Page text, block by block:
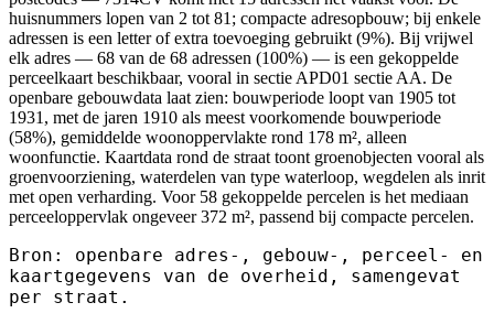
huisnummers lopen van 2 tot 81; compacte adresopbouw; bij enkele
adressen is een letter of extra toevoeging gebruikt (9%). Bij vrijwel
elk adres — 68 van de 68 adressen (100%) — is een gekoppelde
perceelkaart beschikbaar, vooral in sectie APD01 sectie AA. De
openbare gebouwdata laat zien: bouwperiode loopt van 1905 tot
1931, met de jaren 1910 als meest voorkomende bouwperiode
(58%), gemiddelde woonoppervlakte rond 178 m², alleen
woonfunctie. Kaartdata rond de straat toont groenobjecten vooral als
groenvoorziening, waterdelen van type waterloop, wegdelen als inrit
met open verharding. Voor 58 gekoppelde percelen is het mediaan
perceeloppervlak ongeveer 372 m², passend bij compacte percelen.
Bron: openbare adres-, gebouw-, perceel- en
kaartgegevens van de overheid, samengevat
per straat.